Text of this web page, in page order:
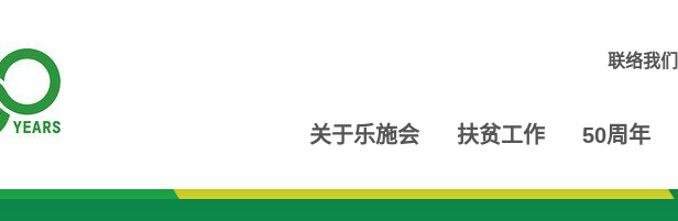
联络我们
关于乐施会 扶贫工作 50周年